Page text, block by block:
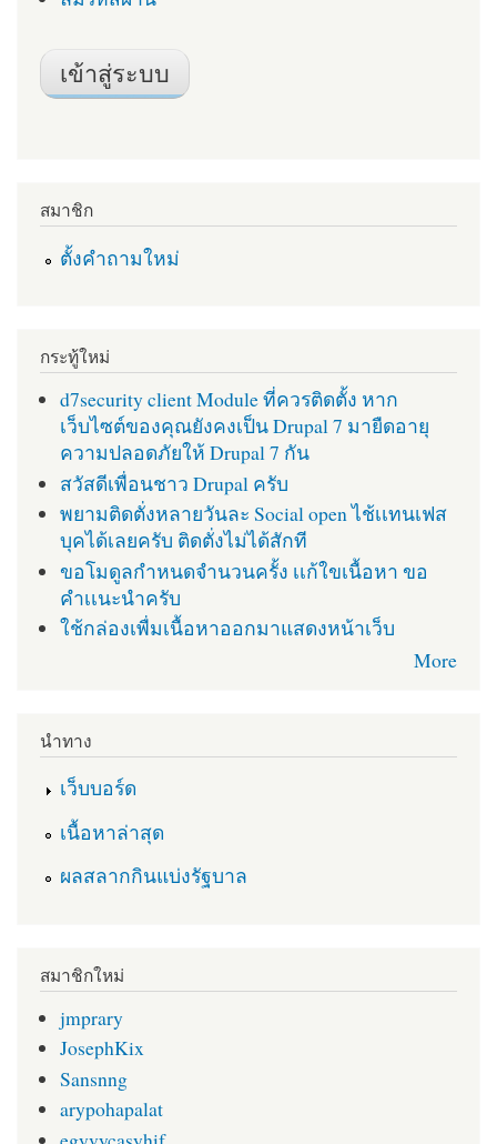
สมาชิก
ตั้งคำถามใหม่
กระทู้ใหม่
d7security client Module ที่ควรติดตั้ง หาก
เว็บไซต์ของคุณยังคงเป็น Drupal 7 มายืดอายุ
ความปลอดภัยให้ Drupal 7 กัน
สวัสดีเพื่อนชาว Drupal ครับ
พยามติดตั่งหลายวันละ Social open ไช้เเทนเฟส
บุคได้เลยครับ ติดตั่งไม่ได้สักที
ขอโมดูลกำหนดจำนวนครั้ง เเก้ใขเนื้อหา ขอ
คำเเนะนำครับ
ใช้กล่องเพื่มเนื้อหาออกมาแสดงหน้าเว็บ
More
นำทาง
เว็บบอร์ด
เนื้อหาล่าสุด
ผลสลากกินแบ่งรัฐบาล
สมาชิกใหม่
jmprary
JosephKix
Sansnng
arypohapalat